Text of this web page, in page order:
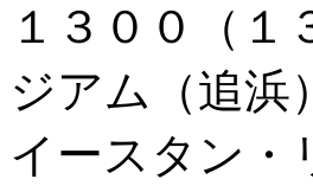
１３００（
ジアム（追浜）
イースタン